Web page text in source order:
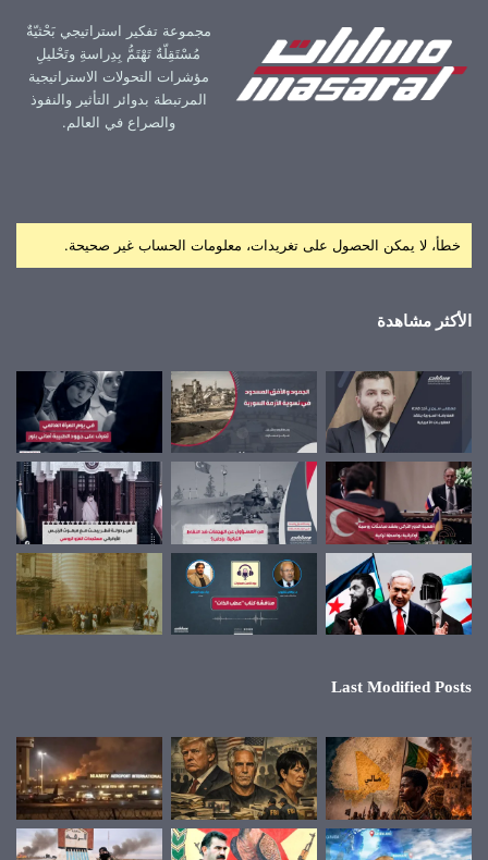
مجموعة تفكير استراتيجي بَحْثيّةٌ
مُسْتَقِلّةٌ تَهْتَمُّ بِدِراسةِ وتَحْليلِ
مؤشرات التحولات الاستراتيجية
المرتبطة بدوائر التأثير والنفوذ
والصراع في العالم.
خطأ، لا يمكن الحصول على تغريدات، معلومات الحساب غير صحيحة.
الأكثر مشاهدة
Last Modified Posts